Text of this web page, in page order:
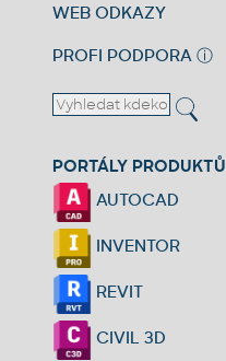
WEB ODKAZY
PROFI PODPORA ⓘ
PORTÁLY PRODUKTŮ
AUTOCAD
INVENTOR
REVIT
CIVIL 3D